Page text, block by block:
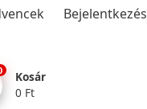
Bejelentkezés
Kosár
0 Ft